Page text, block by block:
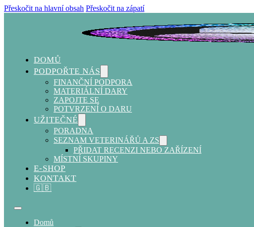
Přeskočit na hlavní obsah Přeskočit na zápatí
DOMŮ
PODPOŘTE NÁS
FINANČNÍ PODPORA
MATERIÁLNÍ DARY
ZAPOJTE SE
POTVRZENÍ O DARU
UŽITEČNÉ
PORADNA
SEZNAM VETERINÁŘŮ A ZS
PŘIDAT RECENZI NEBO ZAŘÍZENÍ
MÍSTNÍ SKUPINY
E-SHOP
KONTAKT
🇬🇧
Domů